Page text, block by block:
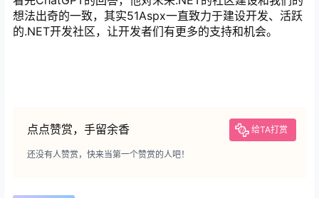
想法出奇的一致，其实51Aspx一直致力于建设开发、活跃
的.NET开发社区，让开发者们有更多的支持和机会。
点点赞赏，手留余香 给TA打赏
还没有人赞赏，快来当第一个赞赏的人吧！